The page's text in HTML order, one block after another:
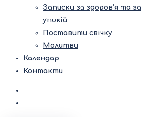
Записки за здоров’я та за
упокій
Поставити свічку
Молитви
Календар
Контакти